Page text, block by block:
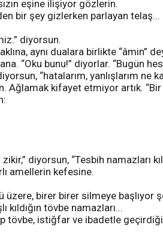
eşine ilişiyor gözlerin.
bir şey gizlerken parlayan telaş...
diyorsun.
aynı dualara birlikte “âmin”
“Oku bunu!” diyorlar. “Bugün
“hatalarım, yanlışlarım ne
kifayet etmiyor artık. “Bir
diyorsun, “Tesbih namazları
amellerin kefesine.
üzere, birer birer silmeye başlıyor
tövbe namazları...
tövbe, istiğfar ve ibadetle